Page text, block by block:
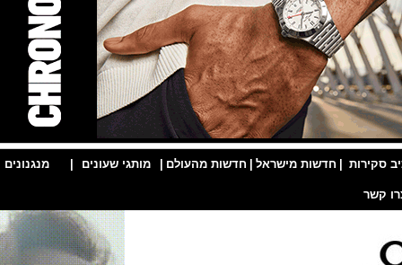
| חדשות מישראל | חדשות מהעולם | מותגי שעונים | מנגנונים |